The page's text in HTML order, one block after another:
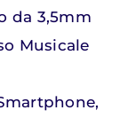
da 3,5mm
Musicale